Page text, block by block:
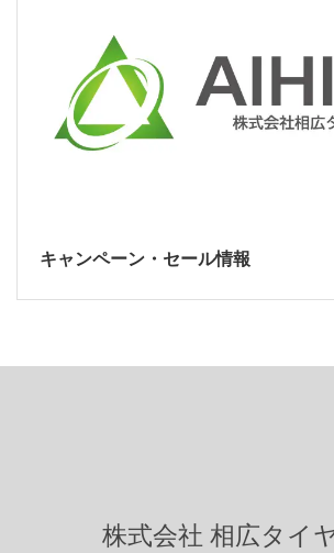
キャンペーン・セール情報
株式会社 相広タイ